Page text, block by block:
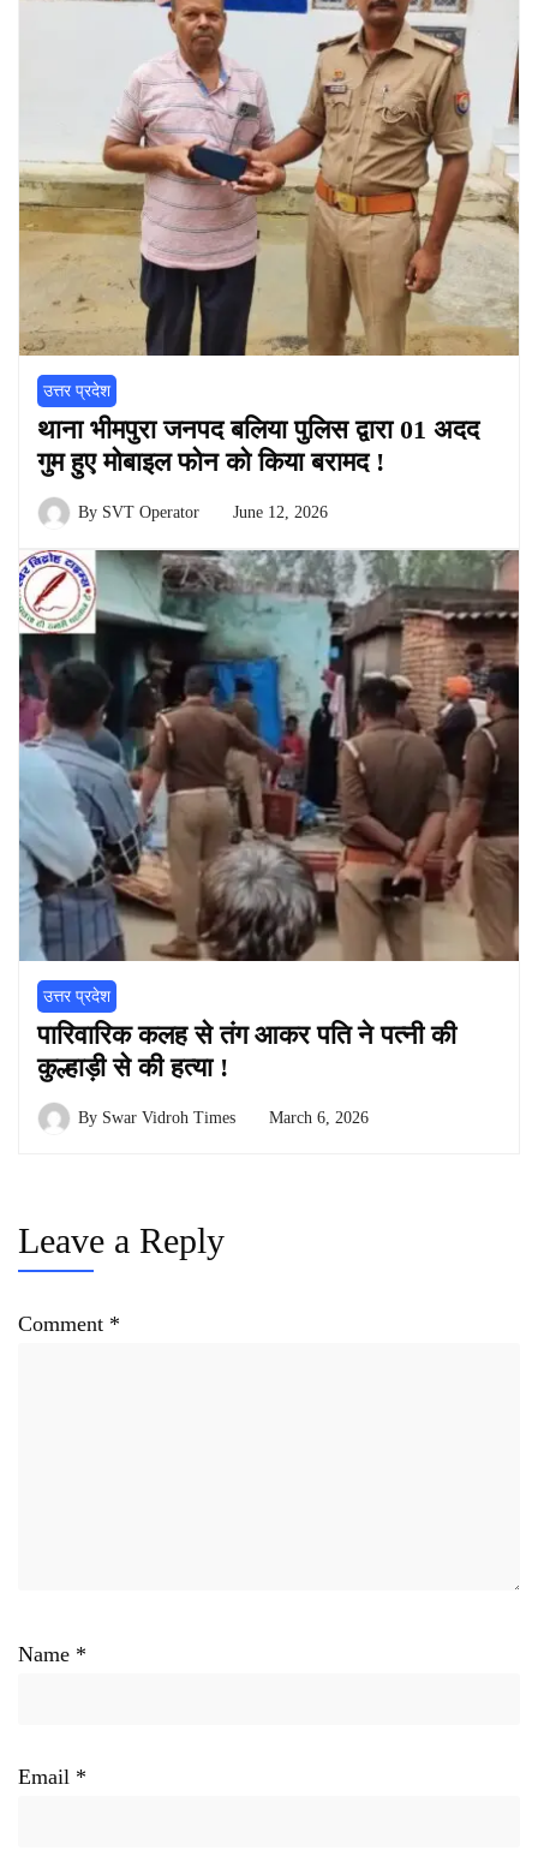
उत्तर प्रदेश
थाना भीमपुरा जनपद बलिया पुलिस द्वारा 01 अदद
गुम हुए मोबाइल फोन को किया बरामद !
By SVT Operator June 12, 2026
उत्तर प्रदेश
पारिवारिक कलह से तंग आकर पति ने पत्नी की
कुल्हाड़ी से की हत्या !
By Swar Vidroh Times March 6, 2026
Leave a Reply
Comment *
Name *
Email *